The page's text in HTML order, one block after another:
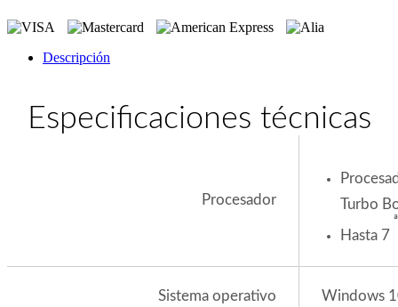
Descripción
Especificaciones técnicas
Procesador
Turbo
Hasta 7
ª
Sistema operativo Windows